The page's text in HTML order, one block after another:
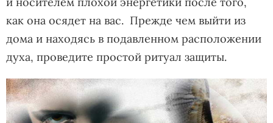
как она осядет на вас. Прежде чем выйти из
дома и находясь в подавленном расположении
духа, проведите простой ритуал защиты.